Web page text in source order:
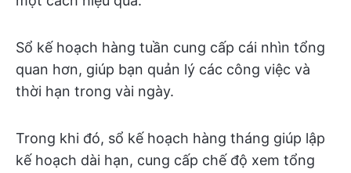
Sổ kế hoạch hàng tuần cung cấp cái nhìn tổng
quan hơn, giúp bạn quản lý các công việc và
thời hạn trong vài ngày.
Trong khi đó, sổ kế hoạch hàng tháng giúp lập
kế hoạch dài hạn, cung cấp chế độ xem tổng